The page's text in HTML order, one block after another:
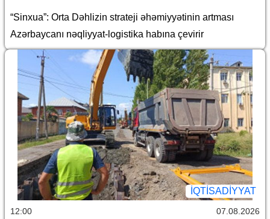
“Sinxua”: Orta Dəhlizin strateji əhəmiyyətinin artması
Azərbaycanı nəqliyyat-logistika habına çevirir
İQTİSADİYYAT
12:00 07.08.2026